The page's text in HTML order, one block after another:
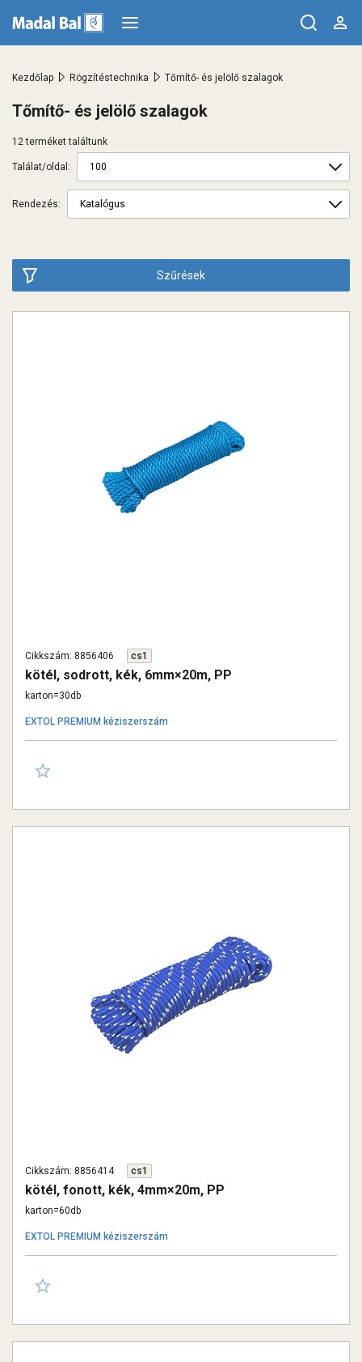
Kezdőlap > Rögzítéstechnika > Tőmítő- és jelölő szalagok
Tőmítő- és jelölő szalagok
Rendezés:
12 terméket találtunk
Találat/oldal:
Szűrések
Cikkszám: 8856406 cs1
kötél, sodrott, kék, 6mm×20m, PP
karton=30db
EXTOL PREMIUM kéziszerszám
Cikkszám: 8856414 cs1
kötél, fonott, kék, 4mm×20m, PP
karton=60db
EXTOL PREMIUM kéziszerszám